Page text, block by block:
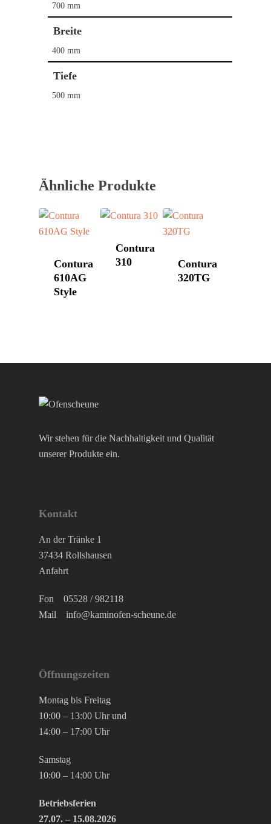
700 mm
Breite
400 mm
Tiefe
500 mm
Ähnliche Produkte
Contura
610AG
Style
Contura
310
Contura
320TG
Wir stehen für die Nachhaltigkeit und Qualität
unserer Produkte ein.
Kontakt
An der Tränke 1
37434 Rollshausen
Anfahrt
Fon 05528 / 982118
Mail info@kaminofen-scheune.de
Öffnungszeiten
Montag bis Freitag
10:00 – 13:00 Uhr und
14:00 – 17:00 Uhr
Samstag
10:00 – 14:00 Uhr
Betriebsferien
27.07. – 15.08.2026